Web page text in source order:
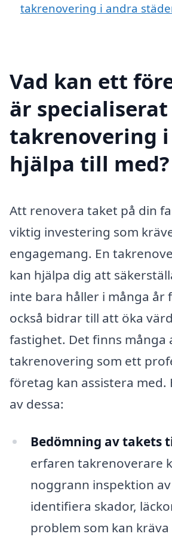
takrenovering i andra
Vad kan ett
är specialiserat
takrenovering i
hjälpa till med?
Att renovera taket på din
viktig investering som
engagemang. En
kan hjälpa dig att
inte bara håller i många år
också bidrar till att öka
fastighet. Det finns många
takrenovering som ett
företag kan assistera med.
av dessa:
Bedömning av takets
erfaren takrenoverare
noggrann inspektion
identifiera skador,
problem som kan